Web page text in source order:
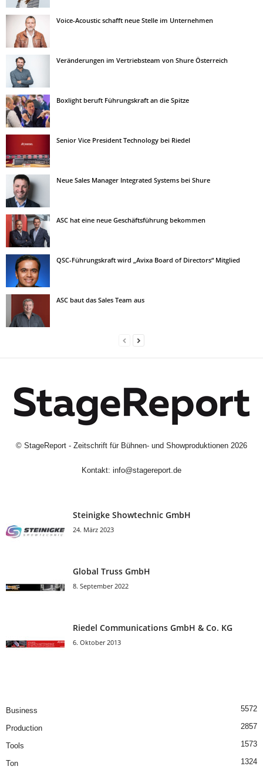
Voice-Acoustic schafft neue Stelle im Unternehmen
Veränderungen im Vertriebsteam von Shure Österreich
Boxlight beruft Führungskraft an die Spitze
Senior Vice President Technology bei Riedel
Neue Sales Manager Integrated Systems bei Shure
ASC hat eine neue Geschäftsführung bekommen
QSC-Führungskraft wird „Avixa Board of Directors“ Mitglied
ASC baut das Sales Team aus
© StageReport - Zeitschrift für Bühnen- und Showproduktionen 2026
Kontakt: info@stagereport.de
Steinigke Showtechnic GmbH
24. März 2023
Global Truss GmbH
8. September 2022
Riedel Communica­tions GmbH & Co. KG
6. Oktober 2013
Business 5572
Production 2857
Tools 1573
Ton 1324